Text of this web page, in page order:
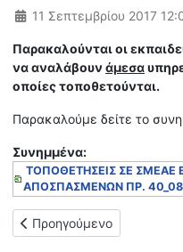
Λεπτομέρειες
11 Σεπτεμβρίου 2017
Παρακαλούνται οι
να αναλάβουν άμεσα
οποίες τοποθετούνται.
Παρακαλούμε δείτε το
Συνημμένα:
ΤΟΠΟΘΕΤΗΣΕΙΣ ΣΕ ΣΜΕΑΕ
ΑΠΟΣΠΑΣΜΕΝΩΝ ΠΡ.
Προηγούμενο άρθρο:
Προηγούμενο